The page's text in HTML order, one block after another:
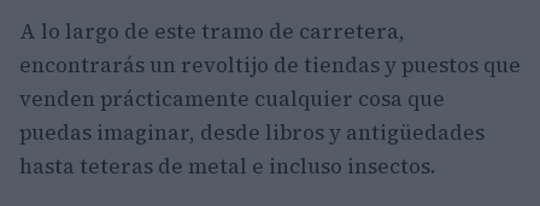
A lo largo de este tramo de carretera,
encontrarás un revoltijo de tiendas y puestos que
venden prácticamente cualquier cosa que
puedas imaginar, desde libros y antigüedades
hasta teteras de metal e incluso insectos.